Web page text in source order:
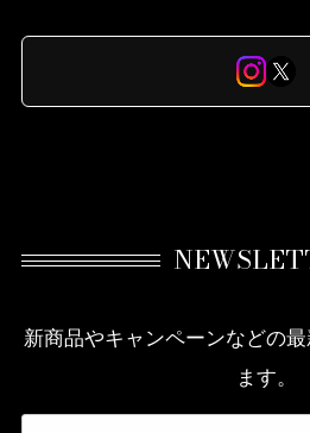
新商品やキャンペーンなどの
ます。